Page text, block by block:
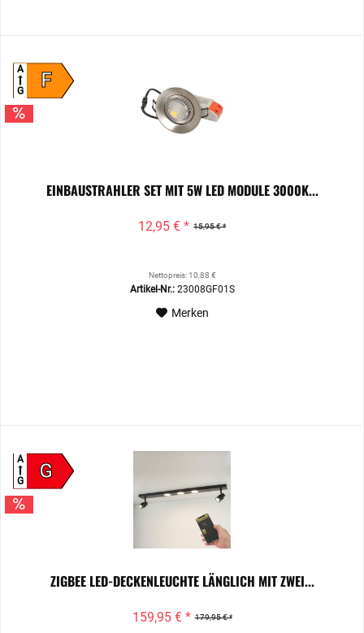
F
A
G
EINBAUSTRAHLER SET MIT 5W LED MODULE 3000K...
15,95 € *
12,95 € *
Nettopreis: 10,88 €
Artikel-Nr.:23008GF01S
Merken
G
A
G
ZIGBEE LED-DECKENLEUCHTE LÄNGLICH MIT ZWEI...
179,95 € *
159,95 € *